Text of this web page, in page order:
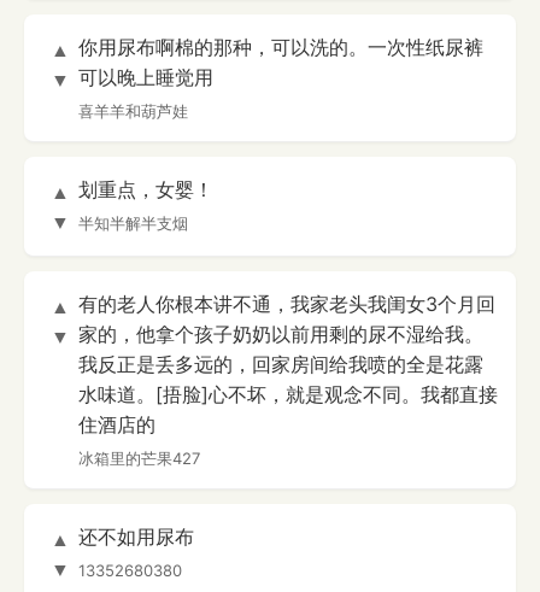
▲
▼
你用尿布啊棉的那种，可以洗的。一次性纸尿裤
可以晚上睡觉用
喜羊羊和葫芦娃
▲
▼
划重点，女婴！
半知半解半支烟
▲
▼
有的老人你根本讲不通，我家老头我闺女3个月回
家的，他拿个孩子奶奶以前用剩的尿不湿给我。
我反正是丢多远的，回家房间给我喷的全是花露
水味道。[捂脸]心不坏，就是观念不同。我都直接
住酒店的
冰箱里的芒果427
▲
▼
还不如用尿布
13352680380